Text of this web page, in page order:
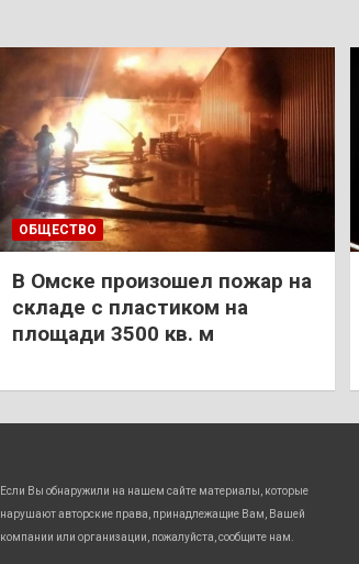
ОБЩЕСТВО
В Омске произошел пожар на
складе с пластиком на
площади 3500 кв. м
Если Вы обнаружили на нашем сайте материалы, которые
нарушают авторские права, принадлежащие Вам, Вашей
компании или организации, пожалуйста, сообщите нам.